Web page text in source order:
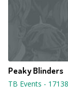
Peaky Blinders
TB Events - 17138